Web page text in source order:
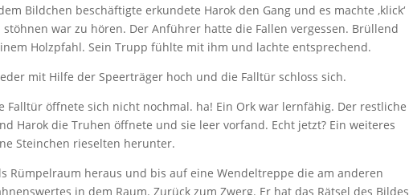
Bildchen beschäftigte erkundete Harok den Gang und es machte ‚klick‘
war zu hören. Der Anführer hatte die Fallen vergessen. Brüllend
Holzpfahl. Sein Trupp fühlte mit ihm und lachte entsprechend.
mit Hilfe der Speerträger hoch und die Falltür schloss sich.
Falltür öffnete sich nicht nochmal. ha! Ein Ork war lernfähig. Der restliche
Harok die Truhen öffnete und sie leer vorfand. Echt jetzt? Ein weiteres
Steinchen rieselten herunter.
Rümpelraum heraus und bis auf eine Wendeltreppe die am anderen
in dem Raum. Zurück zum Zwerg. Er hat das Rätsel des Bildes